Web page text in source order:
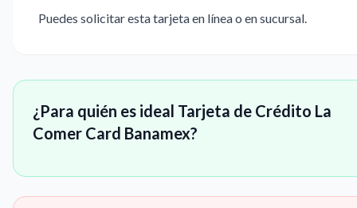
Puedes solicitar esta tarjeta en línea o en sucursal.
¿Para quién es ideal Tarjeta de Crédito La
Comer Card Banamex?